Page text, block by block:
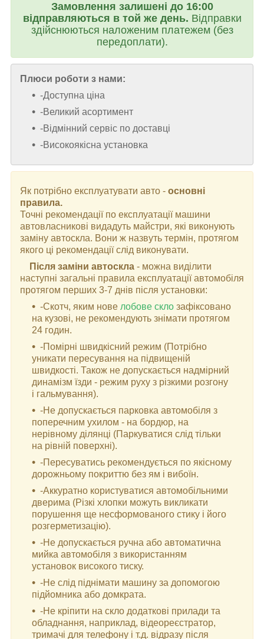
Замовлення залишені до 16:00
відправляються в той же день. Відправки
здійснюються наложеним платежем (без
передоплати).
Плюси роботи з нами:
-Доступна ціна
-Великий асортимент
-Відмінний сервіс по доставці
-Високоякісна установка
Як потрібно експлуатувати авто - основні
правила.
Точні рекомендації по експлуатації машини
автовласникові видадуть майстри, які виконують
заміну автоскла. Вони ж назвуть термін, протягом
якого ці рекомендації слід виконувати.
Після заміни автоскла - можна виділити
наступні загальні правила експлуатації автомобіля
протягом перших 3-7 днів після установки:
-Скотч, яким нове лобове скло зафіксовано
на кузові, не рекомендують знімати протягом
24 годин.
-Помірні швидкісний режим (Потрібно
уникати пересування на підвищеній
швидкості. Також не допускається надмірний
динамізм їзди - режим руху з різкими розгону
і гальмування).
-Не допускається парковка автомобіля з
поперечним ухилом - на бордюр, на
нерівному ділянці (Паркуватися слід тільки
на рівній поверхні).
-Пересуватись рекомендується по якісному
дорожньому покриттю без ям і вибоїн.
-Аккуратно користуватися автомобільними
дверима (Різкі хлопки можуть викликати
порушення ще несформованого стику і його
розгерметизацію).
-Не допускається ручна або автоматична
мийка автомобіля з використанням
установок високого тиску.
-Не слід піднімати машину за допомогою
підйомника або домкрата.
-Не кріпити на скло додаткові прилади та
обладнання, наприклад, відеореєстратор,
тримачі для телефону і т.д. відразу після